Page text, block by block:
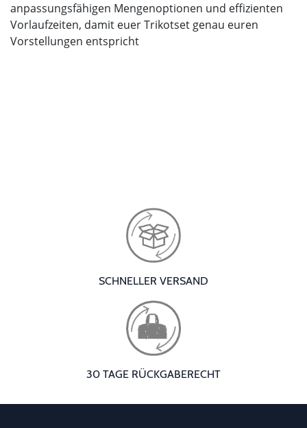
anpassungsfähigen Mengenoptionen und effizienten
Vorlaufzeiten, damit euer Trikotset genau euren
Vorstellungen entspricht
SCHNELLER VERSAND
30 TAGE RÜCKGABERECHT